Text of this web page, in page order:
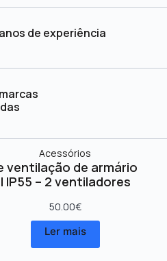
de experiência
Acessórios
ventilação de armário
IP55 – 2 ventiladores
50.00€
Ler mais